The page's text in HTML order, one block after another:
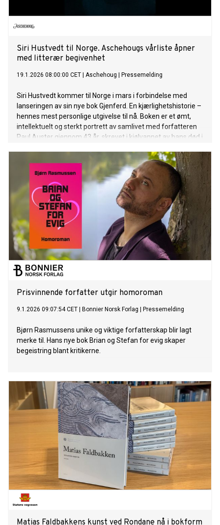
Siri Hustvedt til Norge. Aschehougs vårliste åpner
med litterær begivenhet
19.1.2026 08:00:00 CET Aschehoug Pressemelding
Siri Hustvedt kommer til Norge i mars i forbindelse med
lanseringen av sin nye bok Gjenferd. En kjærlighetshistorie –
hennes mest personlige utgivelse til nå. Boken er et ømt,
intellektuelt og sterkt portrett av samlivet med forfatteren
Paul Auster gjennom 43 år, skrevet i kjølvannet av hans død i
seks uker før den engelskspråklige utgaven foreligger, og
Hilde Stubhaug er oversetter.
Prisvinnende forfatter utgir homoroman
9.1.2026 09:07:54 CET Bonnier Norsk Forlag Pressemelding
Bjørn Rasmussens unike og viktige forfatterskap blir lagt
merke til. Hans nye bok Brian og Stefan for evig skaper
begeistring blant kritikerne.
Matias Faldbakkens kunst ved Rondane nå i bokform